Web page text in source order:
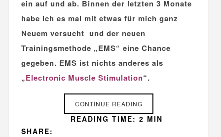
ein auf und ab. Binnen der letzten 3 Monate
habe ich es mal mit etwas für mich ganz
Neuem versucht und der neuen
Trainingsmethode „EMS“ eine Chance
gegeben. EMS ist nichts anderes als
„Electronic Muscle Stimulation“.
CONTINUE READING
SHARE:
READING TIME: 2 MIN